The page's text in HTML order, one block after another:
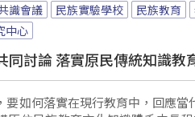
識會議 民族實驗學校 民族教育
中心
同討論 落實原民傳統知識教
要如何落實在現行教育中，回應當